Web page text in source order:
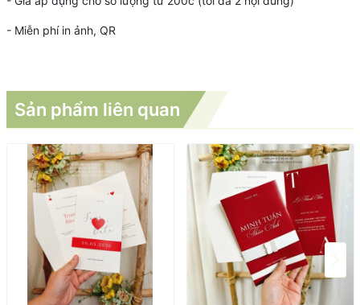
- Miễn phí in ảnh, QR
Sản phẩm liên quan